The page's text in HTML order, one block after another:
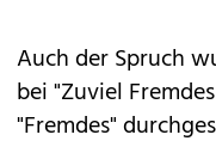
Auch der Spruch
bei "Zuviel
"Fremdes"